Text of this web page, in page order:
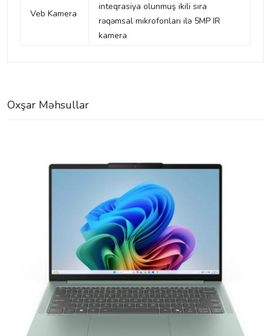
Veb Kamera
inteqrasiya olunmuş ikili sıra
rəqəmsal mikrofonları ilə 5MP IR
kamera
Oxşar Məhsullar